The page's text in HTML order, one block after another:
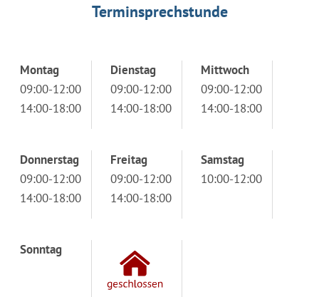
Terminsprechstunde
Montag
09:00-12:00
14:00-18:00
Dienstag
09:00-12:00
14:00-18:00
Mittwoch
09:00-12:00
14:00-18:00
Donnerstag
09:00-12:00
14:00-18:00
Freitag
09:00-12:00
14:00-18:00
Samstag
10:00-12:00
Sonntag